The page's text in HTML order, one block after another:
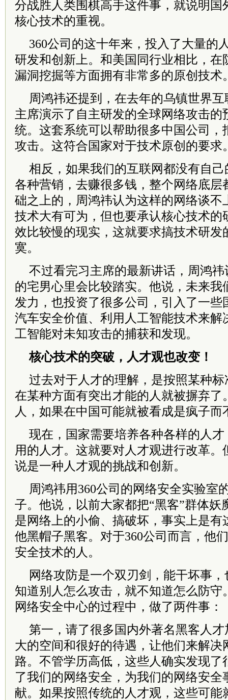
分战胜人类围棋高手这件事，就说明国
核心技术的重视。
360公司的这十年来，投入了大量的
研发和创新上。和美国同行业相比，在
漏洞挖掘等方面拥有非常多的原创技术
周鸿祎还提到，在去年的乌镇世界
主席演示了自主研发的全球网络攻击的
统。这套系统可以帮助很多中国公司，
攻击。这符合国家对于技术原创的要求
相反，如果我们的互联网都没有自
各种营销，去赚很多钱，整个网络底层
础之上的，周鸿祎认为这样的网络谈不
技术大有可为，但也要承认核心技术的
效比较慢的现实，这就要求搞技术研发
寞。
不过看完习主席的最新讲话，周鸿
的宅男心里会比较踏实。他说，未来我
发力，也投资了很多公司，引入了一些
汽车安全价值、利用人工智能技术来解
工智能对未知攻击的捕获和发现。
核心技术的突破，人才观也改变！
过去对于人才的理解，是按照某种
在某种方面有突出才能的人就被摒弃了
人，如果在中国可能就被看成是疯子而
现在，国家需要培养各种各样的人
用的人才。这就要对人才观进行改革。
说是一种人才观的挑战和创新。
周鸿祎用360公司的网络安全实验室
子。他说，以前大家都把“黑客”群体妖
是网络上的小偷、搞破坏，事实上是有
他黑帽子黑客。对于360公司而言，他
安全技术的人。
网络攻防是一个双刃剑，能干坏事
知道别人怎么攻击，就不知道怎么防守
网络安全中心的过程中，做了两件事：
第一，请了很多国内外著名黑客人
大的空间和很好的待遇，让他们来解决
路。不管学历高低，这些人确实发现了
了我们的网络安全，为我们的网络安全
献。如果按照传统的人才观，这些可能